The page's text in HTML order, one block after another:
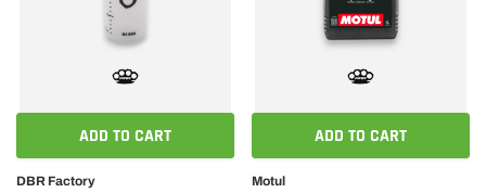
ADD TO CART
DBR Factory
ADD TO CART
Motul